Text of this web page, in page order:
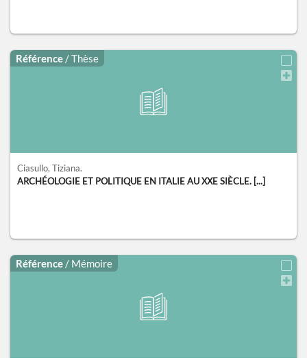
Référence / Thèse
Ciasullo, Tiziana.
ARCHÉOLOGIE ET POLITIQUE EN ITALIE AU XXE SIÈCLE. [...]
Référence / Mémoire